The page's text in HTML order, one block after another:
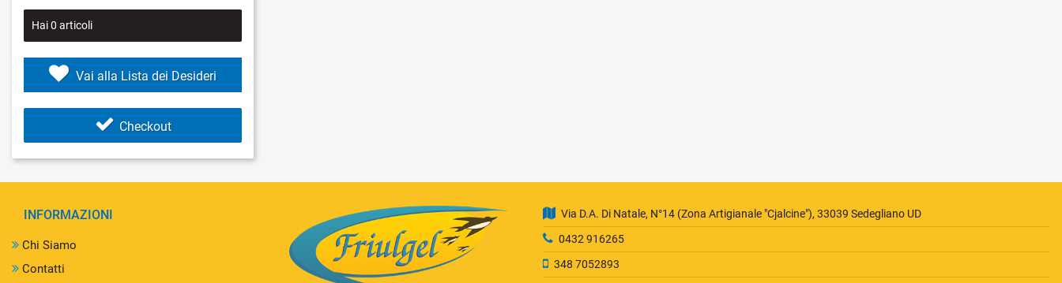
Hai0 articoli
Vai alla Lista dei Desideri
Checkout
INFORMAZIONI
Chi Siamo
Contatti
Via D.A. Di Natale, N°14 (Zona Artigianale "Cjalcine"), 33039 Sedegliano UD
0432 916265
348 7052893